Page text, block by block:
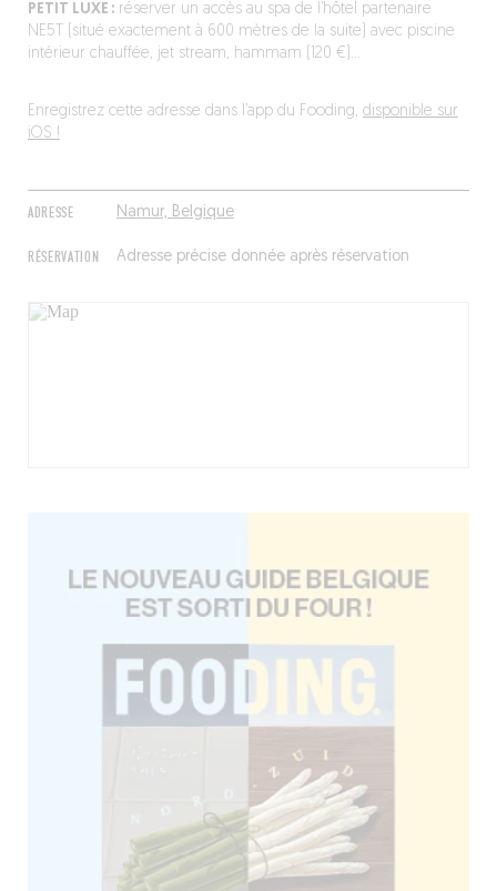
ADRESSE Namur, Belgique
RÉSERVATION Adresse précise donnée après réservation
PETIT LUXE :réserver un accès au spa de l’hôtel partenaire
NE5T (situé exactement à 600 mètres de la suite) avec piscine
intérieur chauffée, jet stream, hammam (120 €)…
Enregistrez cette adresse dans l’app du Fooding, disponible sur
iOS !